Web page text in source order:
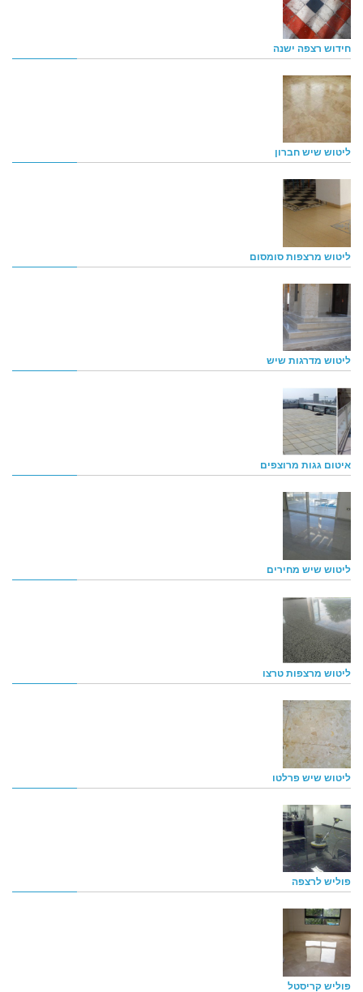
חידוש רצפה ישנה
ליטוש שיש חברון
ליטוש מרצפות סומסום
ליטוש מדרגות שיש
איטום גגות מרוצפים
ליטוש שיש מחירים
ליטוש מרצפות טרצו
ליטוש שיש פרלטו
פוליש לרצפה
פוליש קריסטל